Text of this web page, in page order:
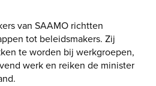
van SAAMO richtten
tot beleidsmakers. Zij
te worden bij werkgroepen,
werk en reiken de minister